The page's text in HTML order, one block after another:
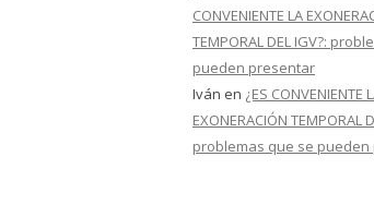
CONVENIENTE LA
TEMPORAL DEL IGV?:
pueden presentar
Iván en ¿ES CONVENIENTE
EXONERACIÓN TEMPORAL
problemas que se